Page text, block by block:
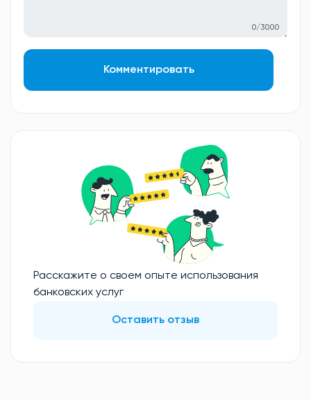
0/3000
Комментировать
Расскажите о своем опыте использования
банковских услуг
Оставить отзыв